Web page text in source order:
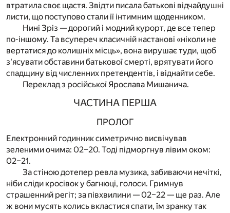
втратила своє щастя. Звідти писала батькові відчайдушні
листи, що поступово стали її інтимним щоденником.
Нині Зріз — дорогий і модний курорт, де все тепер
по-іншому. Та всупереч класичній настанові «ніколи не
вертатися до колишніх місць», вона вирушає туди, щоб
з'ясувати обставини батькової смерті, врятувати його
спадщину від численних претендентів, і віднайти себе.
Переклад з російської Ярослава Мишанича.
ЧАСТИНА ПЕРША
ПРОЛОГ
Електронний годинник симетрично висвічував
зеленими очима: 02–20. Тоді підморгнув лівим оком:
02–21.
За стіною дотепер ревла музика, забиваючи нечіткі,
ніби сліди кросівок у багнюці, голоси. Гримнув
страшенний регіт; за півхвилини — 02–22 — ще раз. Але
ж вони мусять колись вкластися спати, їм зранку так